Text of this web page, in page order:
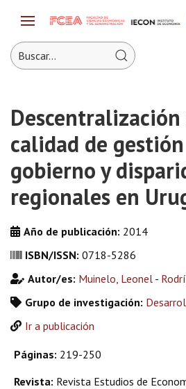
Descentralización
calidad de
gobierno y
regionales en
Año de publicación: 2014
ISBN/ISSN: 0718-5286
Autor/es: Muinelo, Leonel -
Grupo de investigación:
Ir a publicación
Páginas: 219-250
Revista: Revista Estudios de